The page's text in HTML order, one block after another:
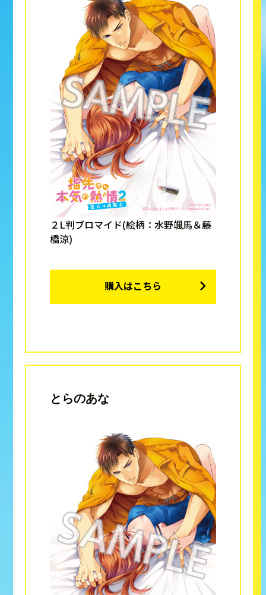
２L判ブロマイド(絵柄：水野颯馬＆藤
橋涼)
購入はこちら
とらのあな